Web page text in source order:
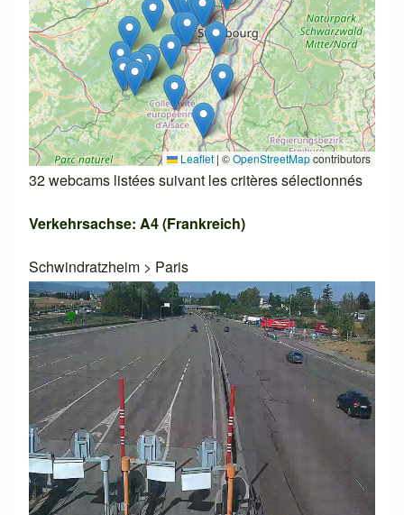
Leaflet | ©OpenStreetMapcontributors
32 webcams listées suivant les critères sélectionnés
Verkehrsachse: A4 (Frankreich)
Schwindratzheim > Paris